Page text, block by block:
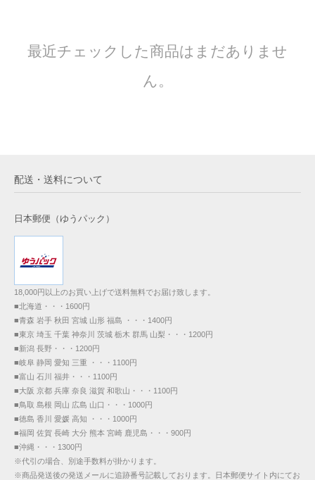
最近チェックした商品はまだありませ
ん。
配送・送料について
日本郵便（ゆうパック）
18,000円以上のお買い上げで送料無料でお届け致します。
■北海道・・・1600円
■青森 岩手 秋田 宮城 山形 福島 ・・・1400円
■東京 埼玉 千葉 神奈川 茨城 栃木 群馬 山梨・・・1200円
■新潟 長野・・・1200円
■岐阜 静岡 愛知 三重 ・・・1100円
■富山 石川 福井・・・1100円
■大阪 京都 兵庫 奈良 滋賀 和歌山・・・1100円
■鳥取 島根 岡山 広島 山口・・・1000円
■徳島 香川 愛媛 高知 ・・・1000円
■福岡 佐賀 長崎 大分 熊本 宮崎 鹿児島・・・900円
■沖縄・・・1300円
※代引の場合、別途手数料が掛かります。
※商品発送後の発送メールに追跡番号記載しております。日本郵便サイト内にてお